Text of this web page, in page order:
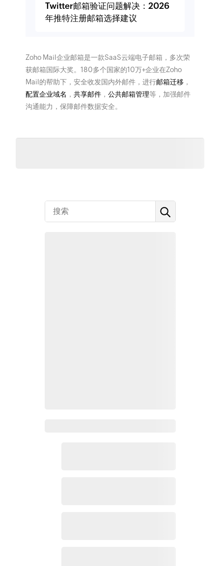
Twitter邮箱验证问题解决：2026
年推特注册邮箱选择建议
Zoho Mail企业邮箱是一款SaaS云端电子邮箱，多次荣
获邮箱国际大奖。180多个国家的10万+企业在Zoho
Mail的帮助下，安全收发国内外邮件，进行邮箱迁移 ，
配置企业域名 ， 共享邮件， 公共邮箱管理等，加强邮件
沟通能力，保障邮件数据安全。